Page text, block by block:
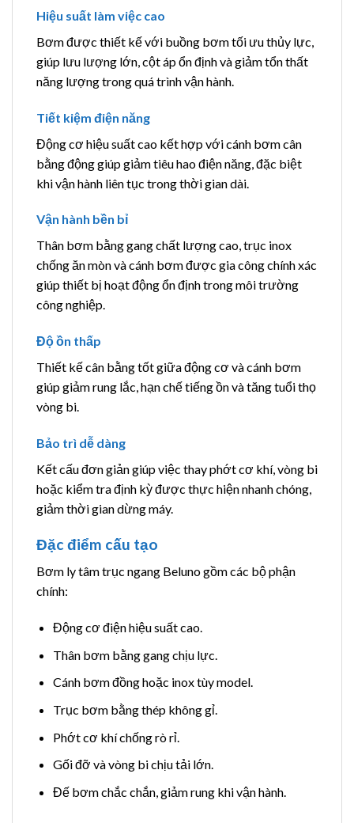
Hiệu suất làm việc cao
Bơm được thiết kế với buồng bơm tối ưu thủy lực,
giúp lưu lượng lớn, cột áp ổn định và giảm tổn thất
năng lượng trong quá trình vận hành.
Tiết kiệm điện năng
Động cơ hiệu suất cao kết hợp với cánh bơm cân
bằng động giúp giảm tiêu hao điện năng, đặc biệt
khi vận hành liên tục trong thời gian dài.
Vận hành bền bỉ
Thân bơm bằng gang chất lượng cao, trục inox
chống ăn mòn và cánh bơm được gia công chính xác
giúp thiết bị hoạt động ổn định trong môi trường
công nghiệp.
Độ ồn thấp
Thiết kế cân bằng tốt giữa động cơ và cánh bơm
giúp giảm rung lắc, hạn chế tiếng ồn và tăng tuổi thọ
vòng bi.
Bảo trì dễ dàng
Kết cấu đơn giản giúp việc thay phớt cơ khí, vòng bi
hoặc kiểm tra định kỳ được thực hiện nhanh chóng,
giảm thời gian dừng máy.
Đặc điểm cấu tạo
Bơm ly tâm trục ngang Beluno gồm các bộ phận
chính:
Động cơ điện hiệu suất cao.
Thân bơm bằng gang chịu lực.
Cánh bơm đồng hoặc inox tùy model.
Trục bơm bằng thép không gỉ.
Phớt cơ khí chống rò rỉ.
Gối đỡ và vòng bi chịu tải lớn.
Đế bơm chắc chắn, giảm rung khi vận hành.